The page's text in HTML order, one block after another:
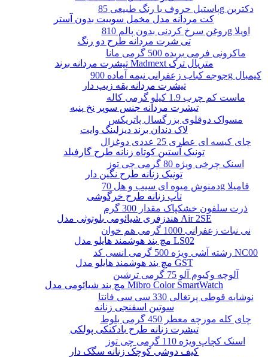
پاستیل حروف با رنگ طبیعی 85g دکتربن
روغن سرخ کردنی بدون پالم 810g اویلا
ماکرونی فرمی بریده 500 گرمی مانا
جوجه کباب زعفرانی نیمه آماده 900g کیمبال
ماست کم چرب 1.9 کیلو گرمی کاله
مسواک دوقلوی بزرگسال پاتریکس
چای کیسه ای عطری 25 عددی دوغزال
اسنک چرخی ویژه 80 گرمی چی توز
دمنوش میوه ای سیب و هل 70g فامیلا
ذرت سلفون خشکپاک مقدار 300 گرم
نی نبات زعفرانی 1000 گرمی هم خوان
رشته آشی ویژه 500 گرمی انسی کد NC00
آلوچه وکیوم آلو 75 گرمی ترشین
نوشابه قوطی پرتغالی 330 سی سی فانتا
چای کله مورچه معطر 450 گرمی بلوط
اسنک کچاپ ویژه 110 گرمی چی توز
کت مردانه مدل مخمل سوییت بدون آستر
تی شرت مردانه طرح دو رنگ
تیشرت مردانه برند Madmext متریال ترک
تیشرت مردانه یقه زیپ دار
تیشرت مردانه جنس سوپر نخ پنبه
لاک دندان برند دیزلینگ وایت
تونیک آستین کوتاه زنانه طرح گارفیلد
تونیک زنانه طرح نگین دار
تاپ زنانه طرح خرگوشی
هندزفری شیائومی بلوتوثی مدل Air 2SE
مچ بند هوشمند هایلو مدل LS02
مچ بند هوشمند هایلو مدل GST
مچ بند شیائومی مدل Mibro Color SmartWatch
سوتین اسفنجی زنانه
تیشرت زنانه طرح بادکنکی پولکی
کیف دوشی کوچک زنانه سگک دار